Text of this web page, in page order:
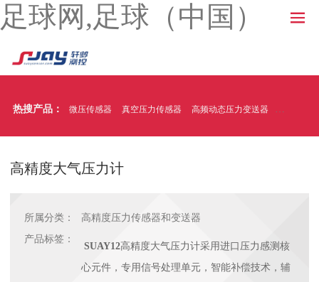
足球网,足球（中国）
热搜产品： 微压传感器 真空压力传感器 高频动态压力变送器 温压一体
高精度大气压力计
所属分类：
高精度压力传感器和变送器
产品标签：
SUAY12高精度大气压力计采用进口压力感测核
心元件，专用信号处理单元，智能补偿技术，辅